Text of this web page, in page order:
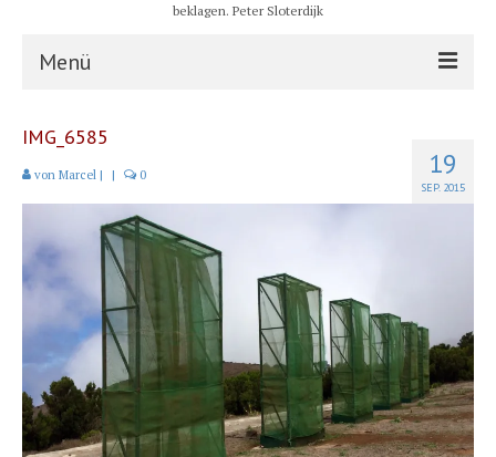
beklagen. Peter Sloterdijk
Menü
Schiff
Karte und Wind
Länder und Inseln
Mittelmeer 2010-2013
Bordbibliothek
Abonnieren
19
SEP. 2015
IMG_6585
von Marcel | | 0